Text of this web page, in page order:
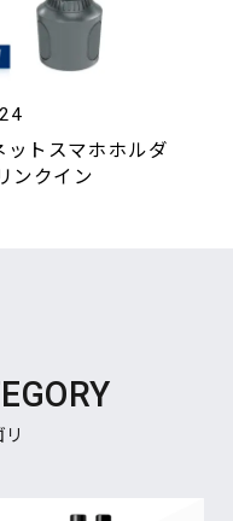
ットスマホホルダ
ンクイン